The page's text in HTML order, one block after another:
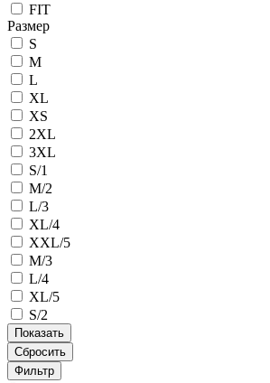
FIT
Размер
S
M
L
XL
XS
2XL
3XL
S/1
M/2
L/3
XL/4
XXL/5
M/3
L/4
XL/5
S/2
Сбросить
Фильтр